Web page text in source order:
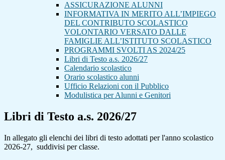
ASSICURAZIONE ALUNNI
INFORMATIVA IN MERITO ALL’IMPIEGO
DEL CONTRIBUTO SCOLASTICO
VOLONTARIO VERSATO DALLE
FAMIGLIE ALL’ISTITUTO SCOLASTICO
PROGRAMMI SVOLTI AS 2024/25
Libri di Testo a.s. 2026/27
Calendario scolastico
Orario scolastico alunni
Ufficio Relazioni con il Pubblico
Modulistica per Alunni e Genitori
Libri di Testo a.s. 2026/27
In allegato gli elenchi dei libri di testo adottati per l'anno scolastico
2026-27, suddivisi per classe.